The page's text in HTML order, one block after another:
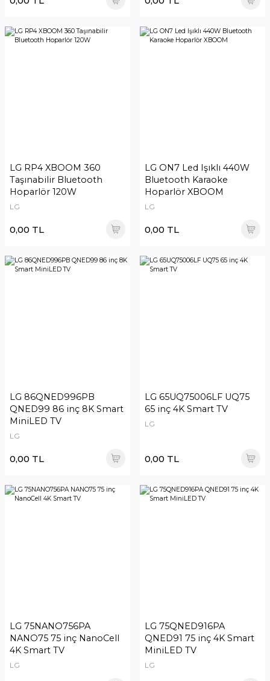
LG RP4 XBOOM 360
Taşınabilir Bluetooth
Hoparlör 120W
LG
0,00 TL
LG ON7 Led Işıklı 440W
Bluetooth Karaoke
Hoparlör XBOOM
LG
0,00 TL
LG 86QNED996PB
QNED99 86 inç 8K Smart
MiniLED TV
LG
0,00 TL
LG 65UQ75006LF UQ75
65 inç 4K Smart TV
LG
0,00 TL
LG 75NANO756PA
NANO75 75 inç NanoCell
4K Smart TV
LG
LG 75QNED916PA
QNED91 75 inç 4K Smart
MiniLED TV
LG